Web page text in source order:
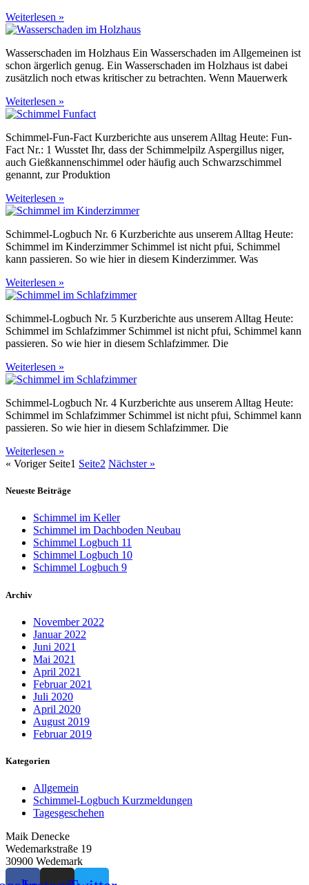
Weiterlesen »
Wasserschaden im Holzhaus Ein Wasserschaden im Allgemeinen ist
schon ärgerlich genug. Ein Wasserschaden im Holzhaus ist dabei
zusätzlich noch etwas kritischer zu betrachten. Wenn Mauerwerk
Weiterlesen »
Schimmel-Fun-Fact Kurzberichte aus unserem Alltag Heute: Fun-
Fact Nr.: 1 Wusstet Ihr, dass der Schimmelpilz Aspergillus niger,
auch Gießkannenschimmel oder häufig auch Schwarzschimmel
genannt, zur Produktion
Weiterlesen »
Schimmel-Logbuch Nr. 6 Kurzberichte aus unserem Alltag Heute:
Schimmel im Kinderzimmer Schimmel ist nicht pfui, Schimmel
kann passieren. So wie hier in diesem Kinderzimmer. Was
Weiterlesen »
Schimmel-Logbuch Nr. 5 Kurzberichte aus unserem Alltag Heute:
Schimmel im Schlafzimmer Schimmel ist nicht pfui, Schimmel kann
passieren. So wie hier in diesem Schlafzimmer. Die
Weiterlesen »
Schimmel-Logbuch Nr. 4 Kurzberichte aus unserem Alltag Heute:
Schimmel im Schlafzimmer Schimmel ist nicht pfui, Schimmel kann
passieren. So wie hier in diesem Schlafzimmer. Die
Weiterlesen »
« Voriger Seite1 Seite2 Nächster »
Neueste Beiträge
Schimmel im Keller
Schimmel im Dachboden Neubau
Schimmel Logbuch 11
Schimmel Logbuch 10
Schimmel Logbuch 9
Archiv
November 2022
Januar 2022
Juni 2021
Mai 2021
April 2021
Februar 2021
Juli 2020
April 2020
August 2019
Februar 2019
Kategorien
Allgemein
Schimmel-Logbuch Kurzmeldungen
Tagesgeschehen
Maik Denecke
Wedemarkstraße 19
30900 Wedemark